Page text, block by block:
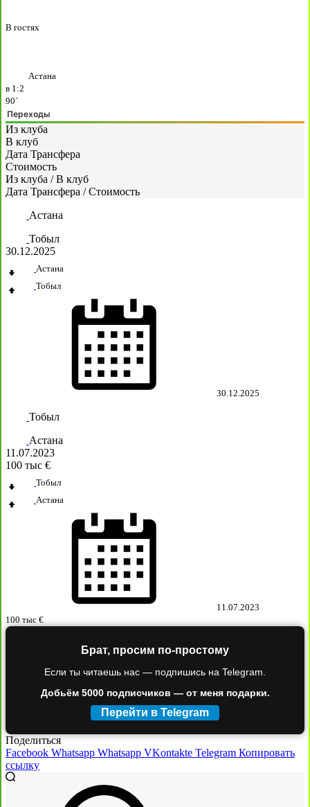
В гостях
Астана
в 1:2
90`
Переходы
Из клуба
В клуб
Дата Трансфера
Стоимость
Из клуба / В клуб
Дата Трансфера / Стоимость
Астана
Тобыл
30.12.2025
Астана
Тобыл
30.12.2025
Тобыл
Астана
11.07.2023
100 тыс €
Тобыл
Астана
11.07.2023
100 тыс €
Брат, просим по-простому
Если ты читаешь нас — подпишись на Telegram.
Добьём 5000 подписчиков — от меня подарки.
Перейти в Telegram
Поделиться
Facebook Whatsapp Whatsapp VKontakte Telegram Копировать
ссылку